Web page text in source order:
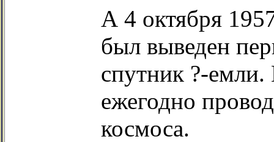
А 4 октября
был выведен
спутник ?-емли.
ежегодно
космоса.